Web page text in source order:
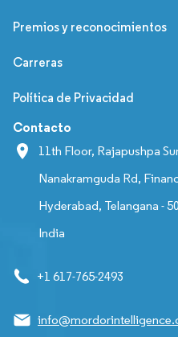
Premios y reconocimientos
Carreras
Política de Privacidad
Contacto
11th Floor, Rajapushpa
Nanakramguda Rd,
Hyderabad, Telangana -
India
+1 617-765-2493